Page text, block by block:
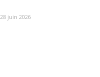
28 juin 2026